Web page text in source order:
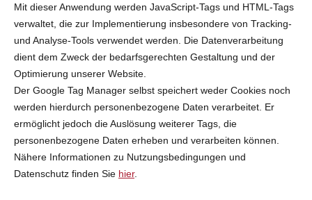
Mit dieser Anwendung werden JavaScript-Tags und HTML-Tags
verwaltet, die zur Implementierung insbesondere von Tracking-
und Analyse-Tools verwendet werden. Die Datenverarbeitung
dient dem Zweck der bedarfsgerechten Gestaltung und der
Optimierung unserer Website.
Der Google Tag Manager selbst speichert weder Cookies noch
werden hierdurch personenbezogene Daten verarbeitet. Er
ermöglicht jedoch die Auslösung weiterer Tags, die
personenbezogene Daten erheben und verarbeiten können.
Nähere Informationen zu Nutzungsbedingungen und
Datenschutz finden Sie hier.